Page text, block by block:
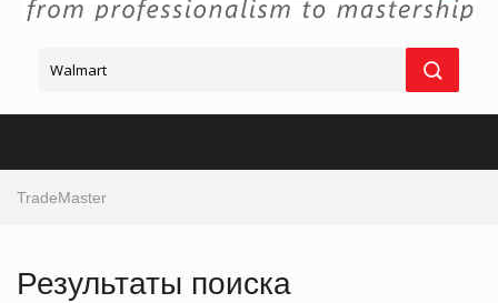
TradeMaster
Результаты поиска